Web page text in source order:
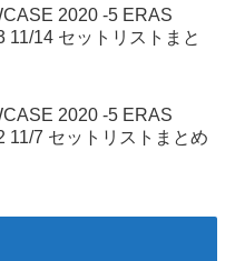
2020 -5 ERAS
11/14 セットリストまと
2020 -5 ERAS
11/7 セットリストまとめ